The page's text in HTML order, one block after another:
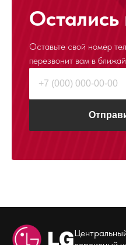
Оставьте свой номер
перезвонит вам в